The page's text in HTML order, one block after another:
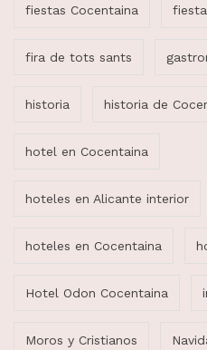
fiestas Cocentaina
fira de tots sants
historia historia de
hotel en Cocentaina
hoteles en Alicante interior
hoteles en Cocentaina
Hotel Odon Cocentaina
Moros y Cristianos